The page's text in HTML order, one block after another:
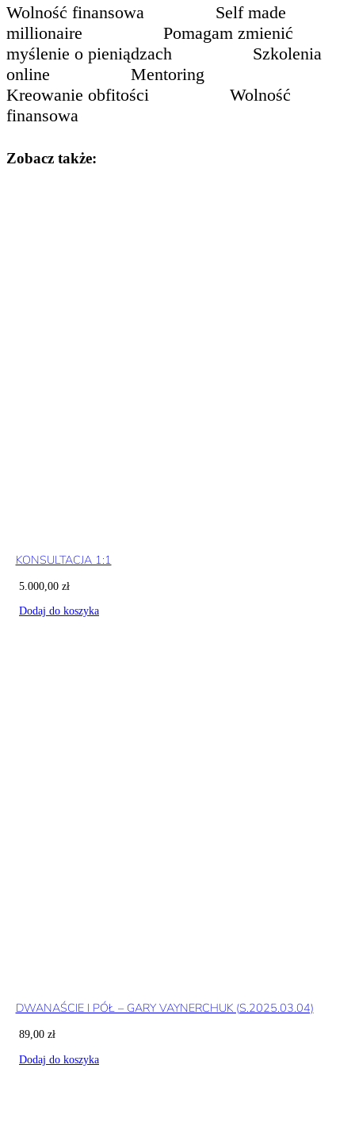
Zobacz także:
KONSULTACJA 1:1
5.000,00 zł
Dodaj do koszyka
DWANAŚCIE I PÓŁ – GARY VAYNERCHUK (S.2025.03.04)
89,00 zł
Dodaj do koszyka